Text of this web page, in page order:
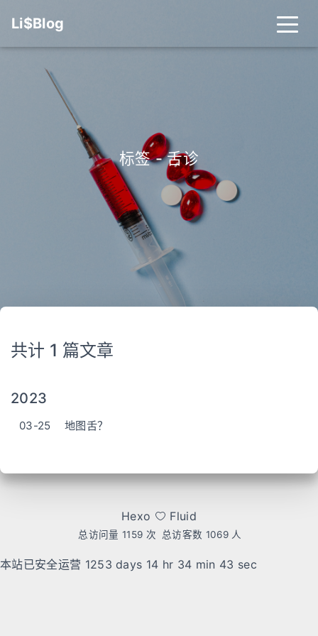
Li$Blog
标签 - 舌诊
共计 1 篇文章
2023
03-25 地图舌？
Hexo Fluid
总访问量1159 次 总访客数 1069人
本站已安全运营 1253 days 14 hr 34 min 43 sec